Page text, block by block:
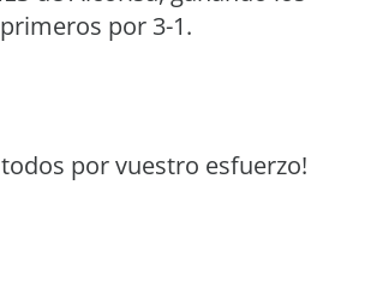
primeros por 3-1.
todos por vuestro esfuerzo!